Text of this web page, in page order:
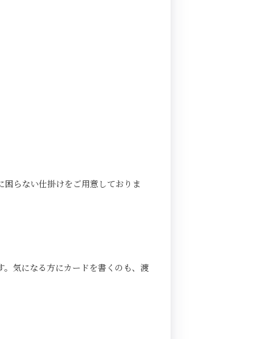
らない仕掛けをご用意しておりま
気になる方にカードを書くのも、渡